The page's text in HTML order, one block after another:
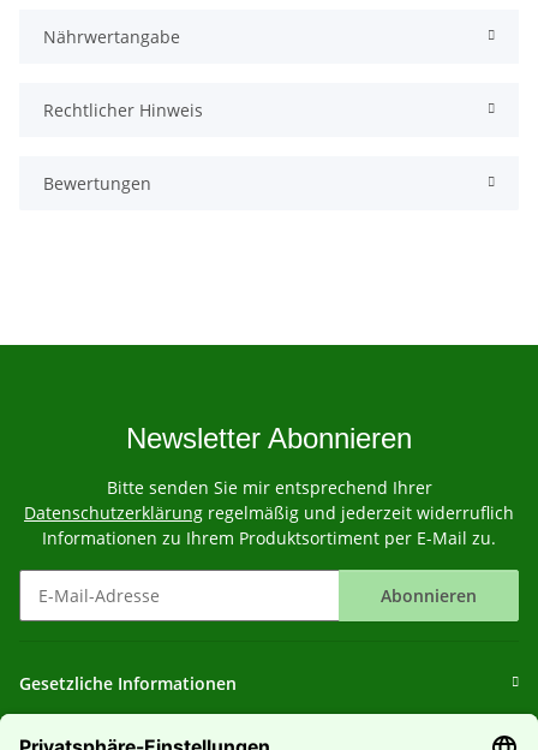
Nährwertangabe
Rechtlicher Hinweis
Bewertungen
Newsletter Abonnieren
Bitte senden Sie mir entsprechend Ihrer
Datenschutzerklärung regelmäßig und jederzeit widerruflich
Informationen zu Ihrem Produktsortiment per E-Mail zu.
Abonnieren
Gesetzliche Informationen